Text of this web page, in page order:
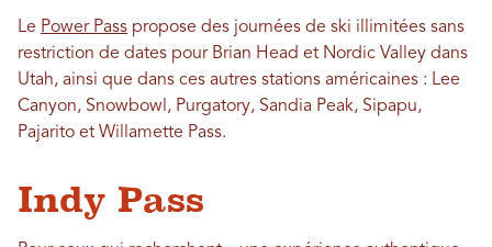
Le Power Pass propose des journées de ski illimitées sans
restriction de dates pour Brian Head et Nordic Valley dans
Utah, ainsi que dans ces autres stations américaines : Lee
Canyon, Snowbowl, Purgatory, Sandia Peak, Sipapu,
Pajarito et Willamette Pass.
Indy Pass